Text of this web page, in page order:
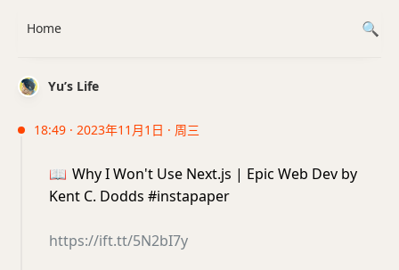
Yu’s Life
18:49 · 2023年11月1日 · 周三
📖 Why I Won't Use Next.js | Epic Web Dev by
Kent C. Dodds #instapaper
https://ift.tt/5N2bI7y
Home